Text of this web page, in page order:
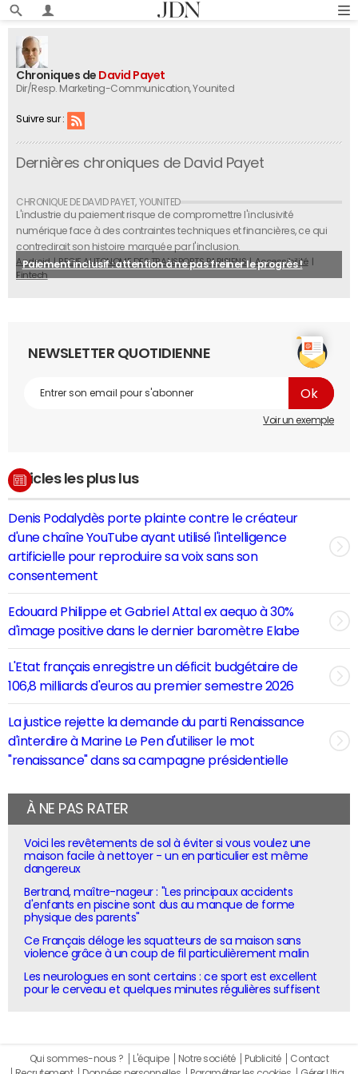
Chroniques de David Payet
Dir/Resp. Marketing-Communication, Younited
Suivre sur :
Dernières chroniques de David Payet
Paiement inclusif : attention à ne pas freiner le progrès !
L'industrie du paiement risque de compromettre l'inclusivité
numérique face à des contraintes techniques et financières, ce qui
contredirait son histoire marquée par l'inclusion.
Android
REGIE AUTONOME DES TRANSPORTS PARISIENS
Accessibilité
Fintech
NEWSLETTER QUOTIDIENNE
Voir un exemple
Articles les plus lus
Denis Podalydès porte plainte contre le créateur
d'une chaîne YouTube ayant utilisé l'intelligence
artificielle pour reproduire sa voix sans son
consentement
Edouard Philippe et Gabriel Attal ex aequo à 30%
d'image positive dans le dernier baromètre Elabe
L'Etat français enregistre un déficit budgétaire de
106,8 milliards d'euros au premier semestre 2026
La justice rejette la demande du parti Renaissance
d'interdire à Marine Le Pen d'utiliser le mot
"renaissance" dans sa campagne présidentielle
À NE PAS RATER
Voici les revêtements de sol à éviter si vous voulez une
maison facile à nettoyer - un en particulier est même
dangereux
Bertrand, maître-nageur : "Les principaux accidents
d'enfants en piscine sont dus au manque de forme
physique des parents"
Ce Français déloge les squatteurs de sa maison sans
violence grâce à un coup de fil particulièrement malin
Les neurologues en sont certains : ce sport est excellent
pour le cerveau et quelques minutes régulières suffisent
Qui sommes-nous ? L'équipe Notre société Publicité
Contact